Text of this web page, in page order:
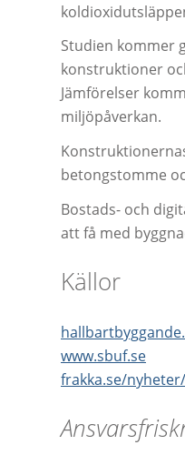
Studien kommer
konstruktioner
Jämförelser
miljöpåverkan.
betongstomme
Bostads- och
att få med
Källor
www.sbuf.se
frakka.se/